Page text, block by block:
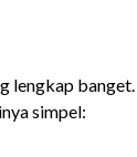
lengkap
simpel: